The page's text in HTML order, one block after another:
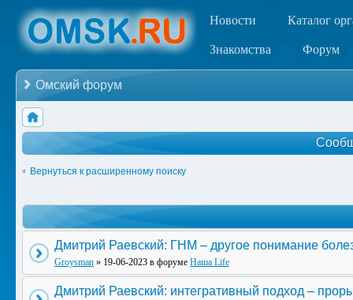
Новости Каталог
Знакомства Форум
Омский форум
Вернуться к расширенному поиску
Дмитрий Раевский: ГНМ – другое понимание
Groysman » 19-06-2023 в форуме Наша Life
Дмитрий Раевский: интегративный подход –